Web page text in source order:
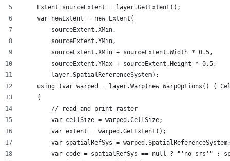
    Extent sourceExtent = layer.GetExtent();
    var newExtent = new Extent(
        sourceExtent.XMin,
        sourceExtent.YMin,
        sourceExtent.XMin + sourceExtent.Width * 0.5,
        sourceExtent.YMax + sourceExtent.Height * 0.5,
        layer.SpatialReferenceSystem);
using (var warped = layer.Warp(new WarpOptions() {
    {
        // read and print raster
        var cellSize = warped.CellSize;
        var extent = warped.GetExtent();
var spatialRefSys =
var code = spatialRefSys == null ? "'no srs'" :